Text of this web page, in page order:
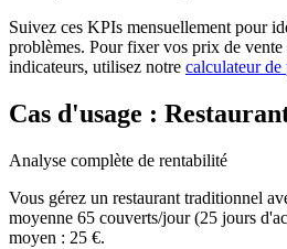
Suivez ces KPIs mensuellement pour
problèmes. Pour fixer vos prix de
indicateurs, utilisez notre calculateur
Cas d'usage :
Analyse complète de rentabilité
Vous gérez un restaurant traditionnel
moyenne 65 couverts/jour (25 jours
moyen : 25 €.